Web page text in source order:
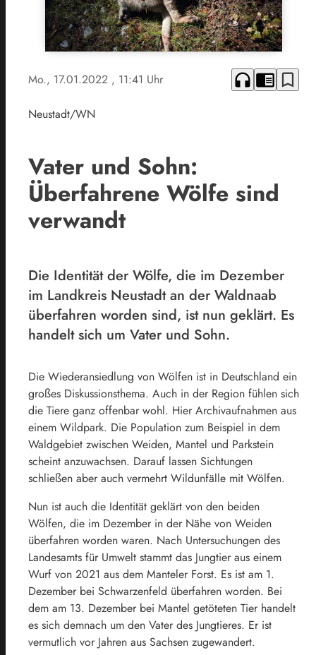
Mo., 17.01.2022 , 11:41 Uhr headphones chrome_reader_mode bookmark_border
Neustadt/WN
Vater und Sohn:
Überfahrene Wölfe sind
verwandt
Die Identität der Wölfe, die im Dezember
im Landkreis Neustadt an der Waldnaab
überfahren worden sind, ist nun geklärt. Es
handelt sich um Vater und Sohn.
Die Wiederansiedlung von Wölfen ist in Deutschland ein
großes Diskussionsthema. Auch in der Region fühlen sich
die Tiere ganz offenbar wohl. Hier Archivaufnahmen aus
einem Wildpark. Die Population zum Beispiel in dem
Waldgebiet zwischen Weiden, Mantel und Parkstein
scheint anzuwachsen. Darauf lassen Sichtungen
schließen aber auch vermehrt Wildunfälle mit Wölfen.
Nun ist auch die Identität geklärt von den beiden
Wölfen, die im Dezember in der Nähe von Weiden
überfahren worden waren. Nach Untersuchungen des
Landesamts für Umwelt stammt das Jungtier aus einem
Wurf von 2021 aus dem Manteler Forst. Es ist am 1.
Dezember bei Schwarzenfeld überfahren worden. Bei
dem am 13. Dezember bei Mantel getöteten Tier handelt
es sich demnach um den Vater des Jungtieres. Er ist
vermutlich vor Jahren aus Sachsen zugewandert.